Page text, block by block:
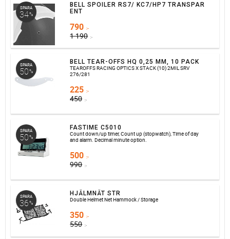
BELL SPOILER RS7/ KC7/HP7 TRANSPAR
ENT
790 :-
1 190 :-
SPARA
34%
BELL TEAR-OFFS HQ 0,25 MM, 10 PACK
TEAROFFS RACING OPTICS X STACK (10) 2MIL SRV
276/281
225 :-
450 :-
SPARA
50%
FASTIME C5010
Count down/up timer, Count up (stopwatch), Time of day
and alarm. Decimal minute option.
500 :-
990 :-
SPARA
50%
HJÄLMNÄT STR
Double Helmet Net Hammock / Storage
350 :-
550 :-
SPARA
36%